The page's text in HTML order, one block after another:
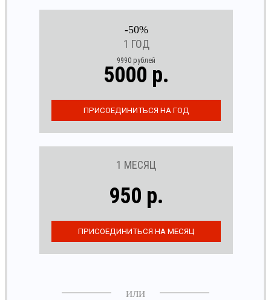
-50%
1 ГОД
9990 рублей
5000 р.
1 МЕСЯЦ
950 р.